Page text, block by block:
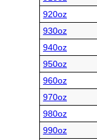
920oz
930oz
940oz
950oz
960oz
970oz
980oz
990oz